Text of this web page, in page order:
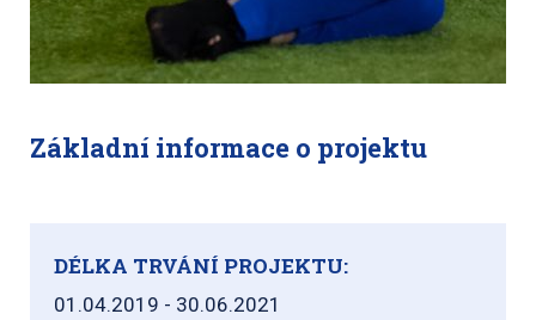
Základní informace o projektu
DÉLKA TRVÁNÍ PROJEKTU:
01.04.2019 - 30.06.2021